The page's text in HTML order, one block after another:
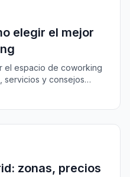
elegir el mejor
el espacio de coworking
servicios y consejos
zonas, precios